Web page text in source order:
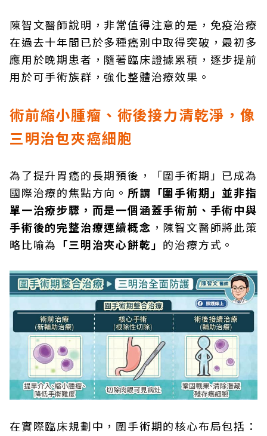
陳智文醫師說明，非常值得注意的是，免疫治療
在過去十年間已於多種癌別中取得突破，最初多
應用於晚期患者，隨著臨床證據累積，逐步提前
用於可手術族群，強化整體治療效果。
術前縮小腫瘤、術後接力清乾淨，像
三明治包夾癌細胞
為了提升胃癌的長期預後，「圍手術期」已成為
國際治療的焦點方向。 所謂「圍手術期」並非指
單一治療步驟，而是一個涵蓋手術前、手術中與
手術後的完整治療連續概念 ，陳智文醫師將此策
略比喻為 「三明治夾心餅乾」 的治療方式。
在實際臨床規劃中，圍手術期的核心布局包括：